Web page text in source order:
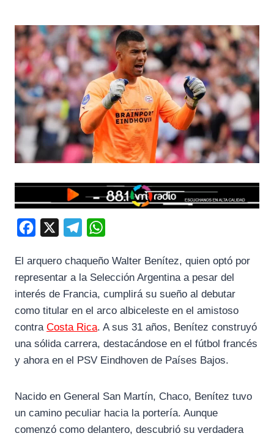
c
e
b
k
l
e
g
m
a
t
s
p
p
El arquero chaqueño Walter Benítez, quien optó por
representar a la Selección Argentina a pesar del
interés de Francia, cumplirá su sueño al debutar
como titular en el arco albiceleste en el amistoso
contra Costa Rica. A sus 31 años, Benítez construyó
una sólida carrera, destacándose en el fútbol francés
y ahora en el PSV Eindhoven de Países Bajos.
Nacido en General San Martín, Chaco, Benítez tuvo
un camino peculiar hacia la portería. Aunque
comenzó como delantero, descubrió su verdadera